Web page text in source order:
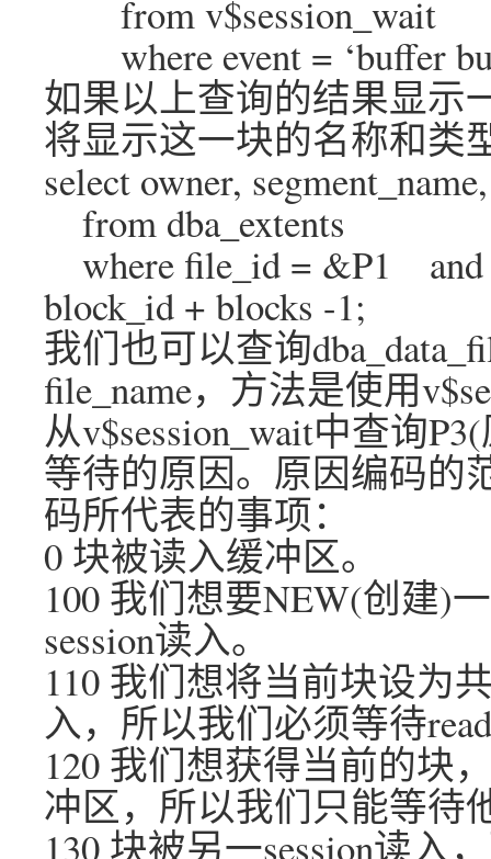
from v$session_wait
where event = ‘buffer
如果以上查询的结果显示
将显示这一块的名称和类
select owner,
from dba_extents
where file_id = &P1 and
block_id + blocks -1;
我们也可以查询
file_name，方法是使用
从v$session_wait中查询
等待的原因。原因编码的
码所代表的事项：
0 块被读入缓冲区。
100 我们想要NEW(创建)
session读入。
110 我们想将当前块设为
入，所以我们必须等待
120 我们想获得当前的块
冲区，所以我们只能等待
130 块被另一session读入